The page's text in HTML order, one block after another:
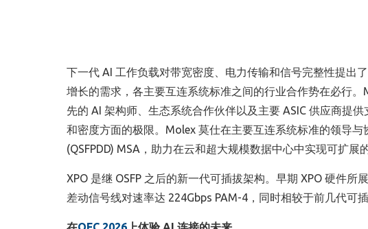
下一代 AI 工作负载对带宽密度、电力传输和信号完整性提出
增长的需求，各主要互连系统标准之间的行业合作势在必行
先的 AI 架构师、生态系统合作伙伴以及主要 ASIC 供应商提
和密度方面的极限。Molex 莫仕在主要互连系统标准的领导
(QSFPDD) MSA，助力在云和超大规模数据中心中实现可扩展
XPO 是继 OSFP 之后的新一代可插拔架构。早期 XPO 硬件
差动信号线对速率达 224Gbps PAM-4，同时相较于前几代可